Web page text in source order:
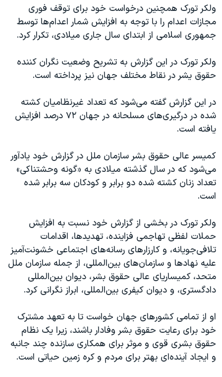
ولکر تورک همچنین درخواست خود برای توقف فوری
مجازات اعدام را با توجه به افزایش شمار اعدام‌ها توسط
جمهوری اسلامی از ابتدای سال جاری میلادی، تکرار کرد.
ولکر تورک در این گزارش به تشریح وضعیت نگران کننده
حقوق یشر در نقاط مختلف جهان نیز پرداخته است.
در این گزارش گفته می‌شود که تعداد غیرنظامیان کشته
شده در درگیری‌های مسلحانه در جهان ۷۲ درصد افزایش
یافته است.
کمیسر عالی حقوق بشر سازمان ملل در گزارش خود یادآور
می‌شود که در سال گذشته میلادی به «گونه وحشتناکی»
تعداد زنان کشته شده دو برابر و کودکان سه برابر شده
است.
ولکر تورک در بخشی از گزارش خود نسبت به افزایش
حملات لفظی تهاجمی فزاینده، تهدیدها، اقدامات
تلافی‌جویانه، و کارزارهای رسانه‌های اجتماعی خشونت‌آمیز
علیه نهادها و سازمان‌های بین‌المللی، از جمله سازمان ملل
متحد، کمیساریای عالی حقوق بشر، دیوان بین‌المللی
دادگستری، و دیوان کیفری بین‌المللی، ابراز نگرانی کرد.
او از تمامی کشورهای جهان خواست تا به تعهد مشترک
خود برای رعایت حقوق بشر وفادار باشند، زیرا یک نظام
حقوق بشری قوی و موثر برای همکاری سازنده چند جانبه
و ایجاد آینده‌ای بهتر برای مردم و کره زمین حیاتی است.